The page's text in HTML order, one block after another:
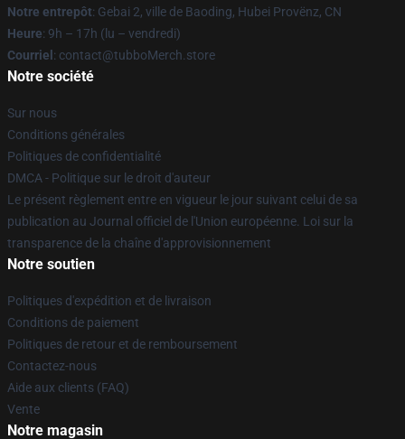
Notre entrepôt: Gebai 2, ville de Baoding, Hubei Provënz, CN
Heure: 9h – 17h (lu – vendredi)
Courriel : contact@tubboMerch.store
Notre société
Sur nous
Conditions générales
Politiques de confidentialité
DMCA - Politique sur le droit d'auteur
Le présent règlement entre en vigueur le jour suivant celui de sa
publication au Journal officiel de l'Union européenne. Loi sur la
transparence de la chaîne d'approvisionnement
Notre soutien
Politiques d'expédition et de livraison
Conditions de paiement
Politiques de retour et de remboursement
Contactez-nous
Aide aux clients (FAQ)
Vente
Notre magasin